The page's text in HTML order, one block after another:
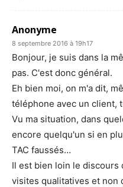
Anonyme
8 septembre 2016 à 19h17
Bonjour, je suis dans la
pas. C'est donc général.
Eh bien moi, on m'a dit,
téléphone avec un client,
Vu ma situation, dans
encore quelqu'un si en
TAC faussés…
Il est bien loin le discours
visites qualitatives et non